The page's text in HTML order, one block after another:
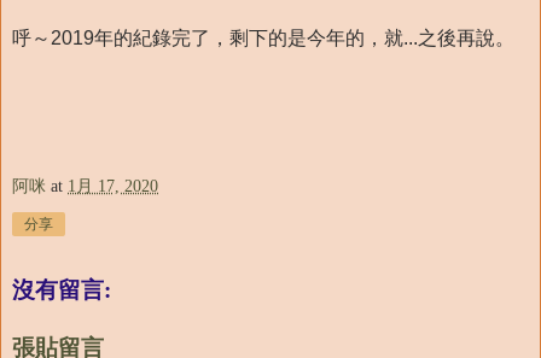
呼～2019年的紀錄完了，剩下的是今年的，就...之後再說。
阿咪 at 1月 17, 2020
分享
沒有留言:
張貼留言